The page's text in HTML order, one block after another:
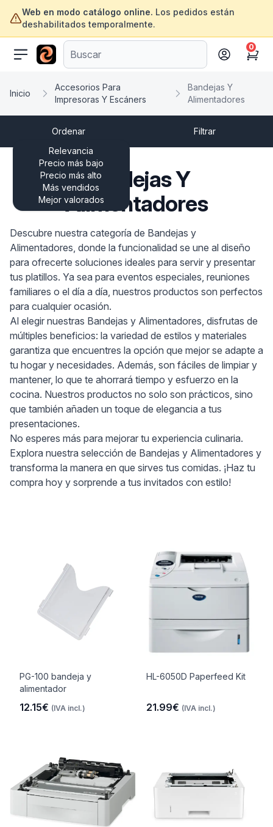
Web en modo catálogo online. Los pedidos están
deshabilitados temporalmente.
ofertasinformatica.com
Cart
0
Inicio
Accesorios Para
Impresoras Y Escáners
Bandejas Y
Alimentadores
Ordenar
Relevancia
Precio más bajo
Precio más alto
Más vendidos
Mejor valorados
Filtrar
Bandejas Y
Alimentadores
Descubre nuestra categoría de Bandejas y
Alimentadores, donde la funcionalidad se une al diseño
para ofrecerte soluciones ideales para servir y presentar
tus platillos. Ya sea para eventos especiales, reuniones
familiares o el día a día, nuestros productos son perfectos
para cualquier ocasión.
Al elegir nuestras Bandejas y Alimentadores, disfrutas de
múltiples beneficios: la variedad de estilos y materiales
garantiza que encuentres la opción que mejor se adapte a
tu hogar y necesidades. Además, son fáciles de limpiar y
mantener, lo que te ahorrará tiempo y esfuerzo en la
cocina. Nuestros productos no solo son prácticos, sino
que también añaden un toque de elegancia a tus
presentaciones.
No esperes más para mejorar tu experiencia culinaria.
Explora nuestra selección de Bandejas y Alimentadores y
transforma la manera en que sirves tus comidas. ¡Haz tu
compra hoy y sorprende a tus invitados con estilo!
PG-100 bandeja y
alimentador
12.15€ (IVA incl.)
HL-6050D Paperfeed Kit
21.99€ (IVA incl.)